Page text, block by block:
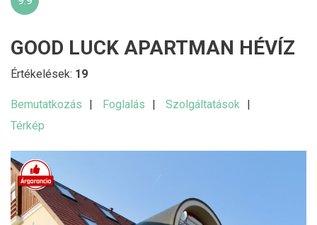
GOOD LUCK APARTMAN HÉVÍZ
Értékelések: 19
Bemutatkozás Foglalás
Szolgáltatások
Térkép